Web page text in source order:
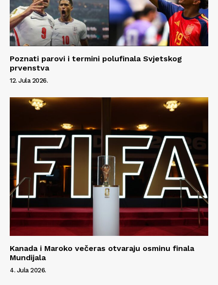
Poznati parovi i termini polufinala Svjetskog
prvenstva
12. Jula 2026.
Kanada i Maroko večeras otvaraju osminu finala
Mundijala
4. Jula 2026.